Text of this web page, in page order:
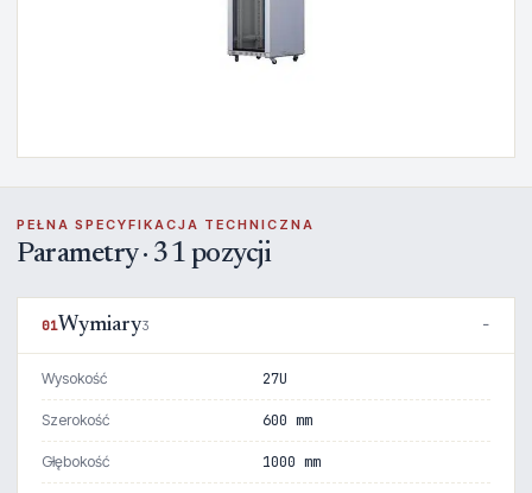
PEŁNA SPECYFIKACJA TECHNICZNA
Parametry · 31 pozycji
01Wymiary3
Wysokość 27U
Szerokość 600 mm
Głębokość 1000 mm